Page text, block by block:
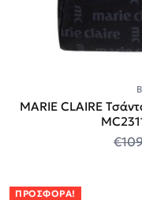
MARIE CLAIRE
€
ΠΡΟΣΦΟΡΆ!